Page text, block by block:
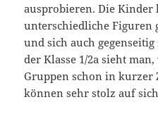
ausprobieren. Die Kinder
unterschiedliche Figuren
und sich auch
der Klasse 1/2a sieht
Gruppen schon in kurzer
können sehr stolz auf